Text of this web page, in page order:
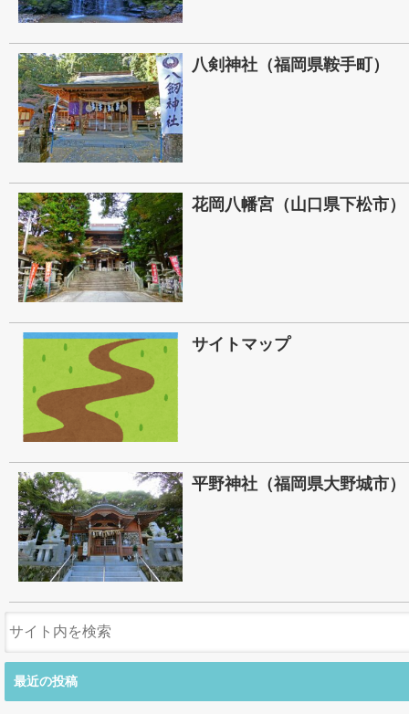
八剣神社（福岡県鞍手町）
花岡八幡宮（山口県下松市）
サイトマップ
平野神社（福岡県大野城市）
最近の投稿